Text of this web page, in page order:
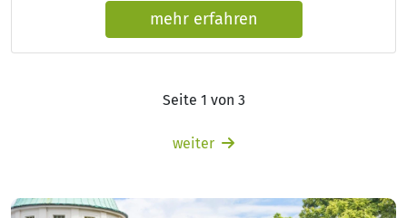
mehr erfahren
Seite 1 von 3
weiter